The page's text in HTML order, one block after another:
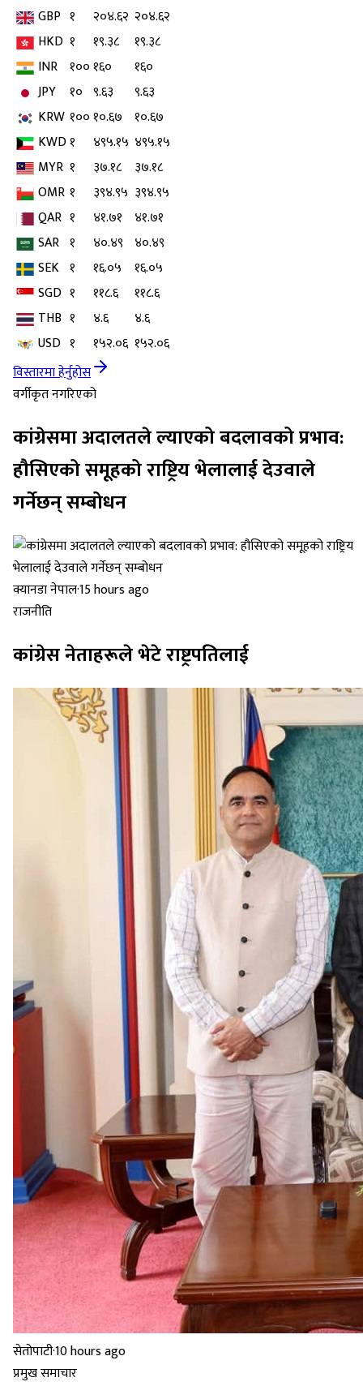
GBP १ २०४.६२ २०४.६२
HKD १ १९.३८
१९.३८
INR १००१६०
१६०
JPY
१० ९.६३
९.६३
KRW १००१०.६७ १०.६७
KWD१ ४९५.१५ ४९५.१५
MYR १ ३७.१८
३७.१८
OMR १ ३९४.९५ ३९४.९५
QAR १ ४१.७१
४१.७१
SAR १ ४०.४९ ४०.४९
SEK १ १६.०५
१६.०५
SGD १ ११८.६
११८.६
THB १ ४.६
४.६
USD १ १५२.०६ १५२.०६
विस्तारमा हेर्नुहोस
वर्गीकृत नगरिएको
कांग्रेसमा अदालतले ल्याएको बदलावको प्रभाव:
हौसिएको समूहको राष्ट्रिय भेलालाई देउवाले
गर्नेछन् सम्बोधन
क्यानडा नेपाल·15 hours ago
राजनीति
कांग्रेस नेताहरूले भेटे राष्ट्रपतिलाई
सेतोपाटी·10 hours ago
प्रमुख समाचार